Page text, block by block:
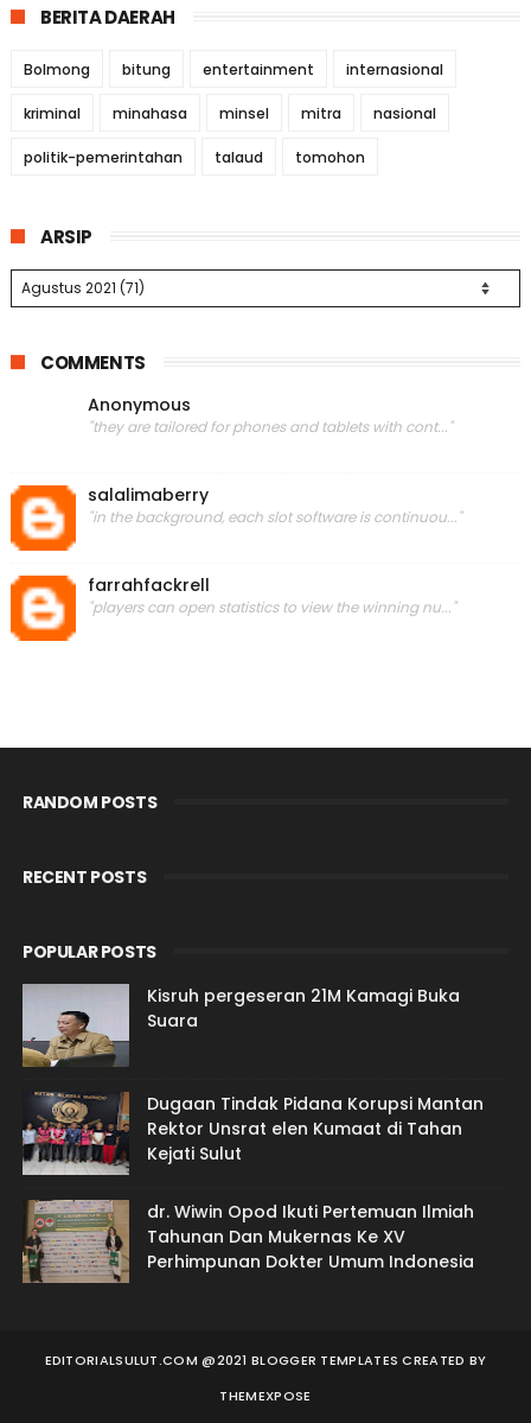
BERITA DAERAH
Bolmong bitung entertainment internasional
kriminal minahasa minsel mitra nasional
politik-pemerintahan talaud tomohon
ARSIP
COMMENTS
Anonymous
"they are tailored for phones and tablets with cont..."
salalimaberry
"in the background, each slot software is continuou..."
farrahfackrell
"players can open statistics to view the winning nu..."
RANDOM POSTS
RECENT POSTS
POPULAR POSTS
Kisruh pergeseran 21M Kamagi Buka
Suara
Dugaan Tindak Pidana Korupsi Mantan
Rektor Unsrat elen Kumaat di Tahan
Kejati Sulut
dr. Wiwin Opod Ikuti Pertemuan Ilmiah
Tahunan Dan Mukernas Ke XV
Perhimpunan Dokter Umum Indonesia
EDITORIALSULUT.COM @2021 BLOGGER TEMPLATES CREATED BY
THEMEXPOSE